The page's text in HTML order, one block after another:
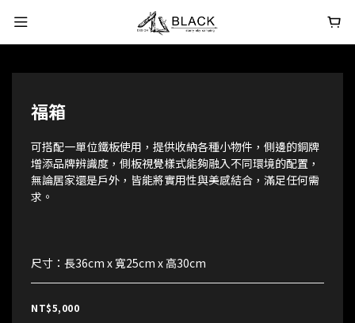
福箱
可搭配一單位鐵板使用，提供收納各種小物件，側邊的銅牌
增添品牌辨識度，側板視覺樣式能夠融入不同環境的配置，
無論居家還是戶外，皆能將實用性與美感結合，滿足任何需
求。
尺寸：長36cm x 寬25cm x 高30cm
NT$5,000